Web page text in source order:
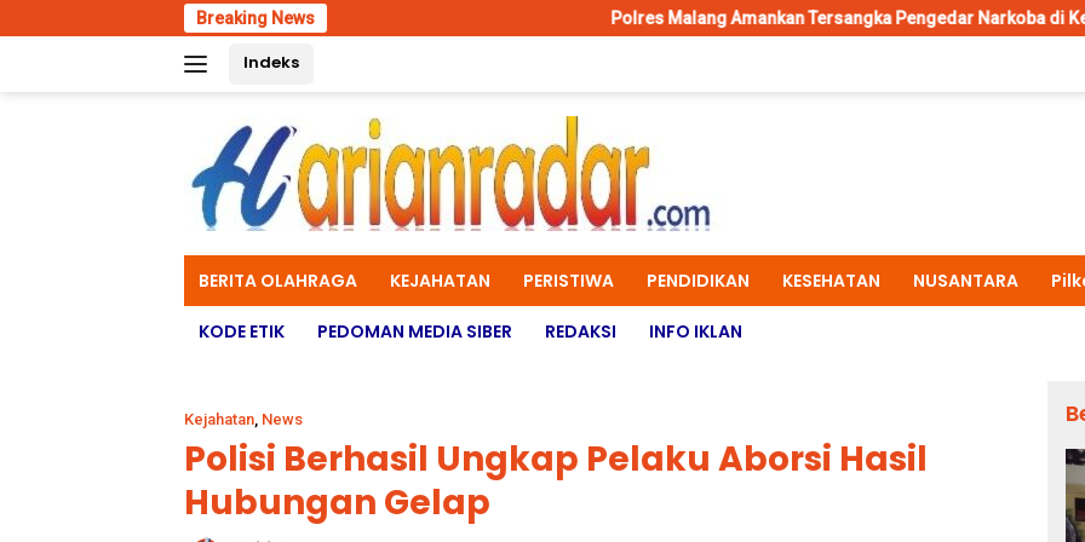
to
Breaking News Polres Malang Amankan Tersangka Pengedar Narkoba di Kepanjen, Sita Sabu
Indeks
BERITA OLAHRAGA KEJAHATAN PERISTIWA PENDIDIKAN KESEHATAN NUSANTARA
KODE ETIK PEDOMAN MEDIA SIBER REDAKSI INFO IKLAN
Kejahatan, News
Polisi Berhasil Ungkap Pelaku Aborsi Hasil
Hubungan Gelap